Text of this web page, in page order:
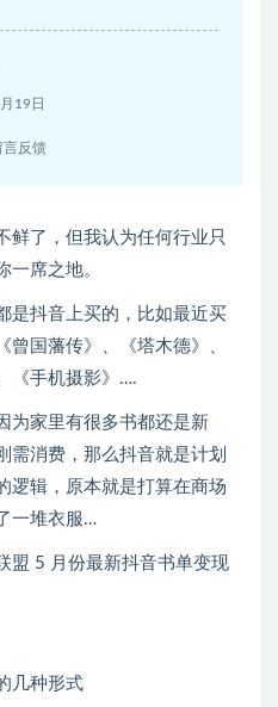
19日
言反馈
鲜了，但我认为任何行业只
一席之地。
是抖音上买的，比如最近买
曾国藩传》、《塔木德》、
《手机摄影》….
为家里有很多书都还是新
需消费，那么抖音就是计划
逻辑，原本就是打算在商场
一堆衣服…
盟 5 月份最新抖音书单变现
几种形式